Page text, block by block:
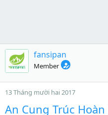
fansipan
Member
13 Tháng mười hai 2017
An Cung Trúc Hoàn